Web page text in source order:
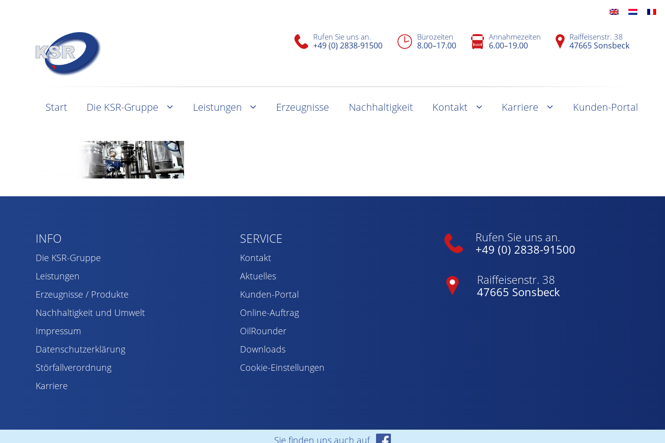
Rufen Sie uns an.
+49 (0) 2838-91500
Bürozeiten
8.00–17.00
Annahmezeiten
6.00–19.00
Raiffeisenstr. 38
47665 Sonsbeck
Start Die KSR-Gruppe Leistungen Erzeugnisse Nachhaltigkeit Kontakt Karriere Kunden-Portal
INFO
Die KSR-Gruppe
Leistungen
Erzeugnisse / Produkte
Nachhaltigkeit und Umwelt
Impressum
Datenschutzerklärung
Störfallverordnung
Karriere
SERVICE
Kontakt
Aktuelles
Kunden-Portal
Online-Auftrag
OilRounder
Downloads
Cookie-Einstellungen
Rufen Sie uns an.
+49 (0) 2838-91500
Raiffeisenstr. 38
47665 Sonsbeck
Sie finden uns auch auf